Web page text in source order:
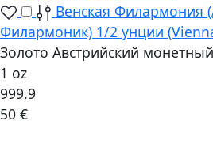
Венская Филармония
Филармоник) 1/2 унции
Золото Австрийский
1 oz
999.9
50 €